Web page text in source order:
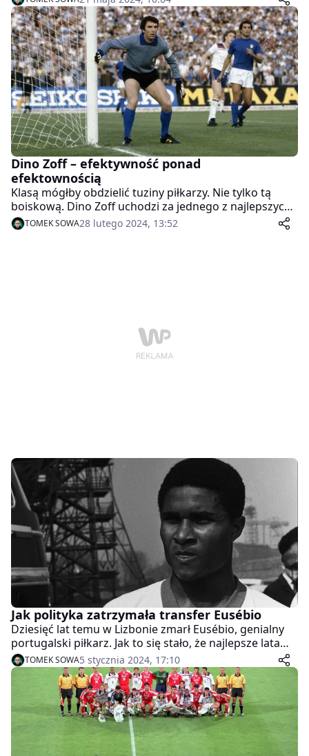
Dino Zoff – efektywność ponad
efektownością
Klasą mógłby obdzielić tuziny piłkarzy. Nie tylko tą
boiskową. Dino Zoff uchodzi za jednego z najlepszych
bramkarzy w dziejach. Dziś 82 rocznica jego urodzin.
TOMEK SOWA28 lutego 2024, 13:52
Jak polityka zatrzymała transfer Eusébio
Dziesięć lat temu w Lizbonie zmarł Eusébio, genialny
portugalski piłkarz. Jak to się stało, że najlepsze lata
kariery spędził w ojczyźnie, nie kosztując futbolu i życia
w którymś z europejskich państw?
TOMEK SOWA5 stycznia 2024, 17:10